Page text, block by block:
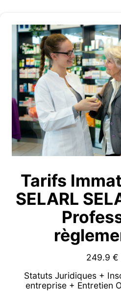
Tarifs
SELARL
249.9 €
Statuts Juridiques +
entreprise + Entretien